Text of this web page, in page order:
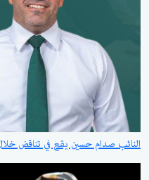
النائب صدام حسين يقع في تناقض خلال